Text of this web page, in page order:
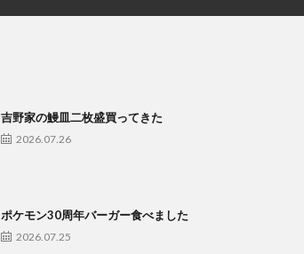
吉野家の鰻皿二枚盛買ってきた
2026.07.26
ポケモン30周年バーガー食べました
2026.07.25